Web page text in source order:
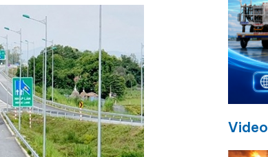
Video